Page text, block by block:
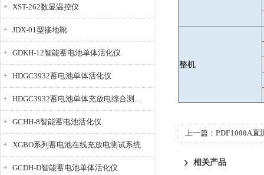
XST-262数显温控仪
JDX-01型接地靴
GDKH-12智能蓄电池单体活化仪
HDGC3932蓄电池单体活化仪
HDGC3932蓄电池单体充放电综合测试仪
GCHH-8智能蓄电池活化仪
XGBO系列蓄电池在线充放电测试系统
GCDH-D智能蓄电池单体活化仪
整机
上一篇： PDF1000A直
相关产品